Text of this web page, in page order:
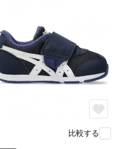
比較する